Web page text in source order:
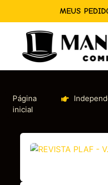
MEUS
Página
inicial